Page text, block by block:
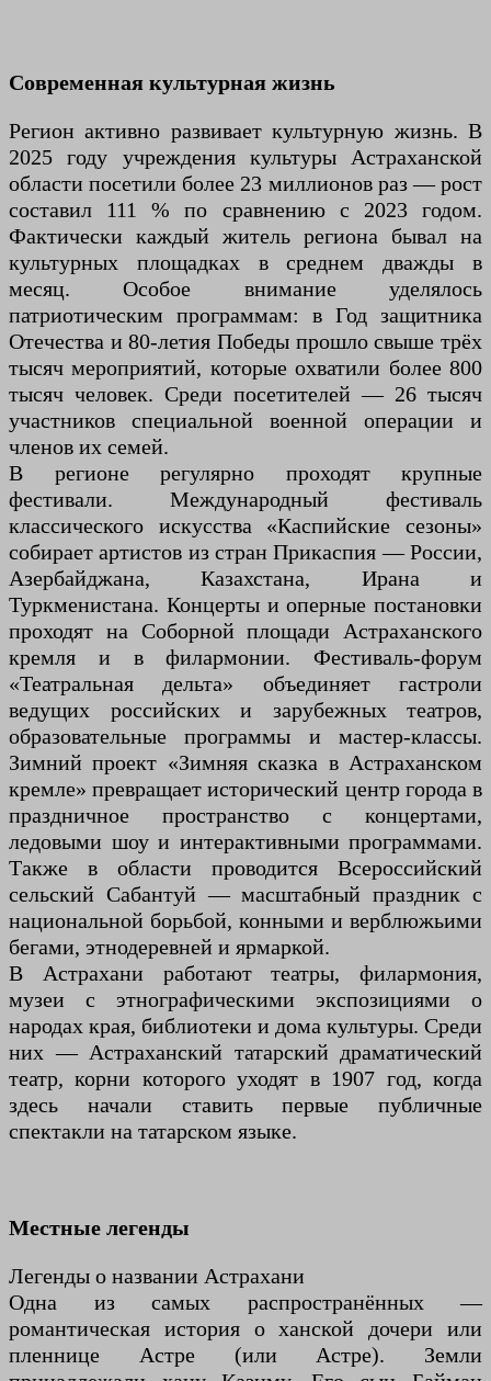
Современная культурная жизнь
Регион активно развивает культурную жизнь. В
2025 году учреждения культуры Астраханской
области посетили более 23 миллионов раз — рост
составил 111 % по сравнению с 2023 годом.
Фактически каждый житель региона бывал на
культурных площадках в среднем дважды в
месяц. Особое внимание уделялось
патриотическим программам: в Год защитника
Отечества и 80-летия Победы прошло свыше трёх
тысяч мероприятий, которые охватили более 800
тысяч человек. Среди посетителей — 26 тысяч
участников специальной военной операции и
членов их семей.
В регионе регулярно проходят крупные
фестивали. Международный фестиваль
классического искусства «Каспийские сезоны»
собирает артистов из стран Прикаспия — России,
Азербайджана, Казахстана, Ирана и
Туркменистана. Концерты и оперные постановки
проходят на Соборной площади Астраханского
кремля и в филармонии. Фестиваль-форум
«Театральная дельта» объединяет гастроли
ведущих российских и зарубежных театров,
образовательные программы и мастер-классы.
Зимний проект «Зимняя сказка в Астраханском
кремле» превращает исторический центр города в
праздничное пространство с концертами,
ледовыми шоу и интерактивными программами.
Также в области проводится Всероссийский
сельский Сабантуй — масштабный праздник с
национальной борьбой, конными и верблюжьими
бегами, этнодеревней и ярмаркой.
В Астрахани работают театры, филармония,
музеи с этнографическими экспозициями о
народах края, библиотеки и дома культуры. Среди
них — Астраханский татарский драматический
театр, корни которого уходят в 1907 год, когда
здесь начали ставить первые публичные
спектакли на татарском языке.
Местные легенды
Легенды о названии Астрахани
Одна из самых распространённых —
романтическая история о ханской дочери или
пленнице Астре (или Астре). Земли